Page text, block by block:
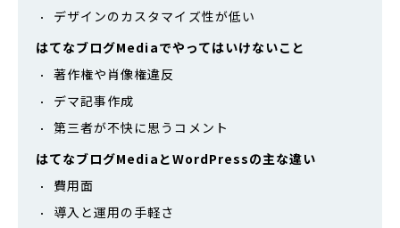
デザインのカスタマイズ性が低い
はてなブログMediaでやってはいけないこと
著作権や肖像権違反
デマ記事作成
第三者が不快に思うコメント
はてなブログMediaとWordPressの主な違い
費用面
導入と運用の手軽さ